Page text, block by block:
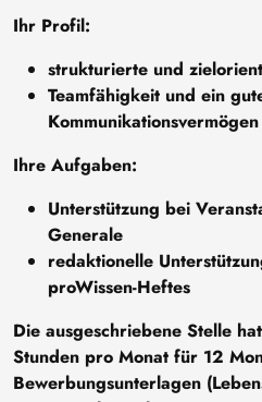
Ihr Profil:
strukturierte und
Teamfähigkeit und ein
Kommunikationsvermögen
Ihre Aufgaben:
Unterstützung bei
Generale
redaktionelle
proWissen-Heftes
Die ausgeschriebene Stelle
Stunden pro Monat für 12
Bewerbungsunterlagen